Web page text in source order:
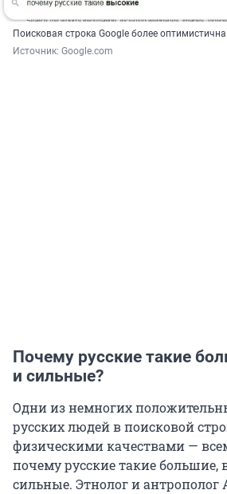
Поисковая строка Google более оптимистична
Источник: Google.com
Почему русские такие
и сильные?
Одни из немногих
русских людей в поисковой
физическими качествами —
почему русские такие большие,
сильные. Этнолог и антрополог